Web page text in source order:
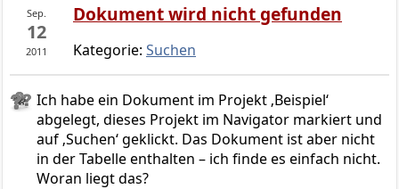
Sep.
12
2011
Dokument wird nicht gefunden
Kategorie: Suchen
Ich habe ein Dokument im Projekt ‚Beispiel‘
abgelegt, dieses Projekt im Navigator markiert und
auf ‚Suchen‘ geklickt. Das Dokument ist aber nicht
in der Tabelle enthalten – ich finde es einfach nicht.
Woran liegt das?